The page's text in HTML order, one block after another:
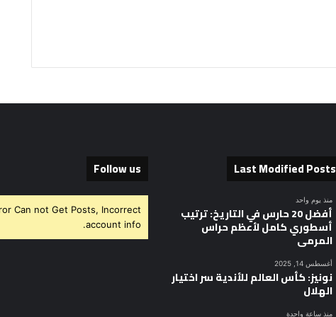
Last Modified Posts
منذ يوم واحد
أفضل 20 حارس في التاريخ: ترتيب
أسطوري كامل لأعظم حراس
المرمى
أغسطس 14, 2025
نونيز: كأس العالم للأندية سر اختيار
الهلال
منذ ساعة واحدة
Follow us
Can not Get Posts, Incorrect
account info.